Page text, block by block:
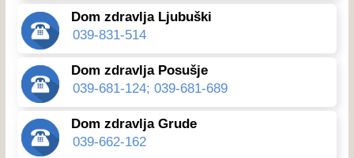
Dom zdravlja Ljubuški
039-831-514
Dom zdravlja Posušje
039-681-124; 039-681-689
Dom zdravlja Grude
039-662-162